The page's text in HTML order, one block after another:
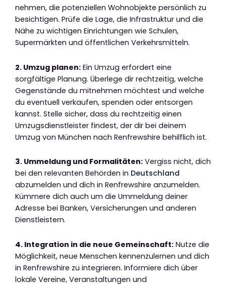
nehmen, die potenziellen Wohnobjekte persönlich zu
besichtigen. Prüfe die Lage, die Infrastruktur und die
Nähe zu wichtigen Einrichtungen wie Schulen,
Supermärkten und öffentlichen Verkehrsmitteln.
2. Umzug planen: Ein Umzug erfordert eine
sorgfältige Planung. Überlege dir rechtzeitig, welche
Gegenstände du mitnehmen möchtest und welche
du eventuell verkaufen, spenden oder entsorgen
kannst. Stelle sicher, dass du rechtzeitig einen
Umzugsdienstleister findest, der dir bei deinem
Umzug von München nach Renfrewshire behilflich ist.
3. Ummeldung und Formalitäten: Vergiss nicht, dich
bei den relevanten Behörden in Deutschland
abzumelden und dich in Renfrewshire anzumelden.
Kümmere dich auch um die Ummeldung deiner
Adresse bei Banken, Versicherungen und anderen
Dienstleistern.
4. Integration in die neue Gemeinschaft: Nutze die
Möglichkeit, neue Menschen kennenzulernen und dich
in Renfrewshire zu integrieren. Informiere dich über
lokale Vereine, Veranstaltungen und